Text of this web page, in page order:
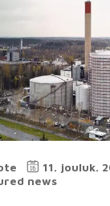
11. jouluk.
news